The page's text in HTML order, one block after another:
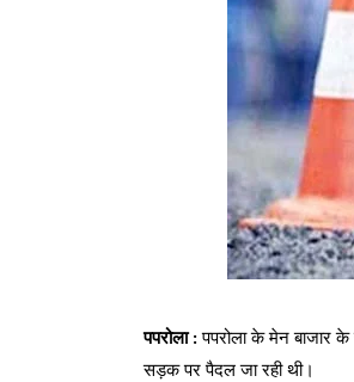
पपरोला :पपरोला के मेन बाजार
सड़क पर पैदल जा रही थी।